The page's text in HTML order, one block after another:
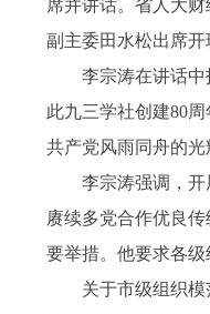
席并讲话。省人大
副主委田水松出席
李宗涛在讲话
此九三学社创建80
共产党风雨同舟的
李宗涛强调，
赓续多党合作优良
要举措。他要求各
关于市级组织